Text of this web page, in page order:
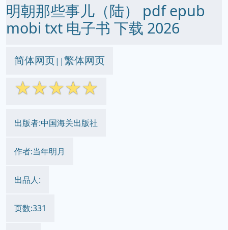
明朝那些事儿（陆） pdf epub
mobi txt 电子书 下载 2026
简体网页||繁体网页
☆☆☆☆☆
出版者:中国海关出版社
作者:当年明月
出品人:
页数:331